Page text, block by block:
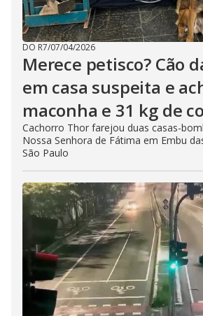
DO R7/07/04/2026
Merece petisco? Cão
em casa suspeita e
maconha e 31 kg de
Cachorro Thor farejou duas casas-
Nossa Senhora de Fátima em Embu
São Paulo